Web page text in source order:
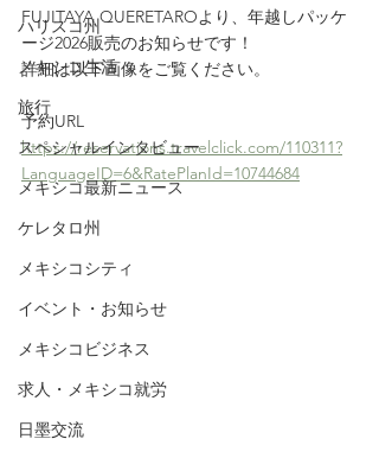
ハリスコ州
メキシコ生活
旅行
スペシャルインタビュー
メキシコ最新ニュース
ケレタロ州
メキシコシティ
イベント・お知らせ
メキシコビジネス
求人・メキシコ就労
日墨交流
FUJITAYA QUERETAROより、年越しパッケ
ージ2026販売のお知らせです！
詳細は以下画像をご覧ください。
予約URL
https://reservations.travelclick.com/110311?
LanguageID=6&RatePlanId=10744684